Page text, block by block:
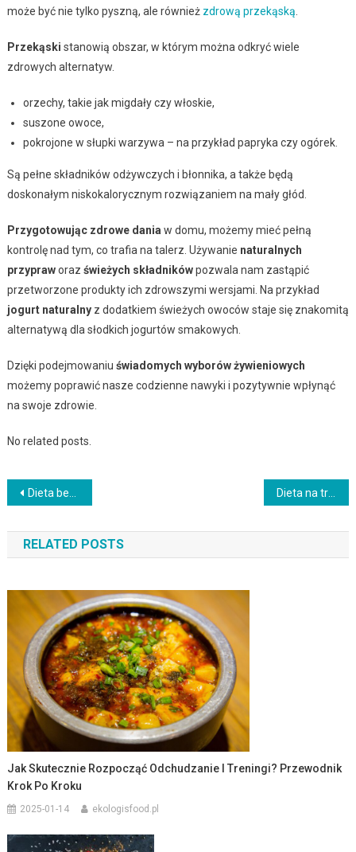
może być nie tylko pyszną, ale również zdrową przekąską
Przekąski stanowią obszar, w którym można odkryć wiele
zdrowych alternatyw.
orzechy, takie jak migdały czy włoskie,
suszone owoce,
pokrojone w słupki warzywa – na przykład papryka czy ogórek.
Są pełne składników odżywczych i błonnika, a także będą
doskonałym niskokalorycznym rozwiązaniem na mały głód.
Przygotowując zdrowe dania w domu, możemy mieć pełną
kontrolę nad tym, co trafia na talerz. Używanie naturalnych
przypraworaz świeżych składnikówpozwala nam zastąpić
przetworzone produkty ich zdrowszymi wersjami. Na przykład
jogurt naturalnyz dodatkiem świeżych owoców staje się znakomitą
alternatywą dla słodkich jogurtów smakowych.
Dzięki podejmowaniu świadomych wyborów żywieniowych
możemy poprawić nasze codzienne nawyki i pozytywnie wpłynąć
na swoje zdrowie.
No related posts.
Nawigacja
wpisu
Dieta bezglutenowa – wszystko, co musisz wiedzieć o zdrowym odżywianiu Dieta na trądzik hormonalny: co jeść i czego unikać?
RELATED POSTS
Jak Skutecznie Rozpocząć Odchudzanie I Treningi? Przewodnik
Krok Po Kroku
2025-01-14 ekologisfood.pl